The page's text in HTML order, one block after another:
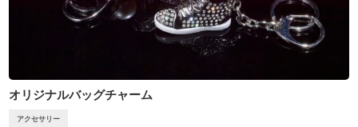
オリジナルバッグチャーム
アクセサリー